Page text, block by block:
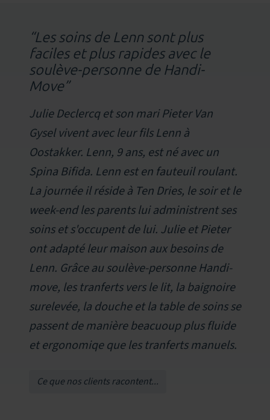
“Les soins de Lenn sont plus
faciles et plus rapides avec le
soulève-personne de Handi-
Move”
Julie Declercq et son mari Pieter Van
Gysel vivent avec leur fils Lenn à
Oostakker. Lenn, 9 ans, est né avec un
Spina Bifida. Lenn est en fauteuil roulant.
La journée il réside à Ten Dries, le soir et le
week-end les parents lui administrent ses
soins et s'occupent de lui. Julie et Pieter
ont adapté leur maison aux besoins de
Lenn. Grâce au soulève-personne Handi-
move, les tranferts vers le lit, la baignoire
surelevée, la douche et la table de soins se
passent de manière beacuoup plus fluide
et ergonomiqe que les tranferts manuels.
Ce que nos clients racontent...